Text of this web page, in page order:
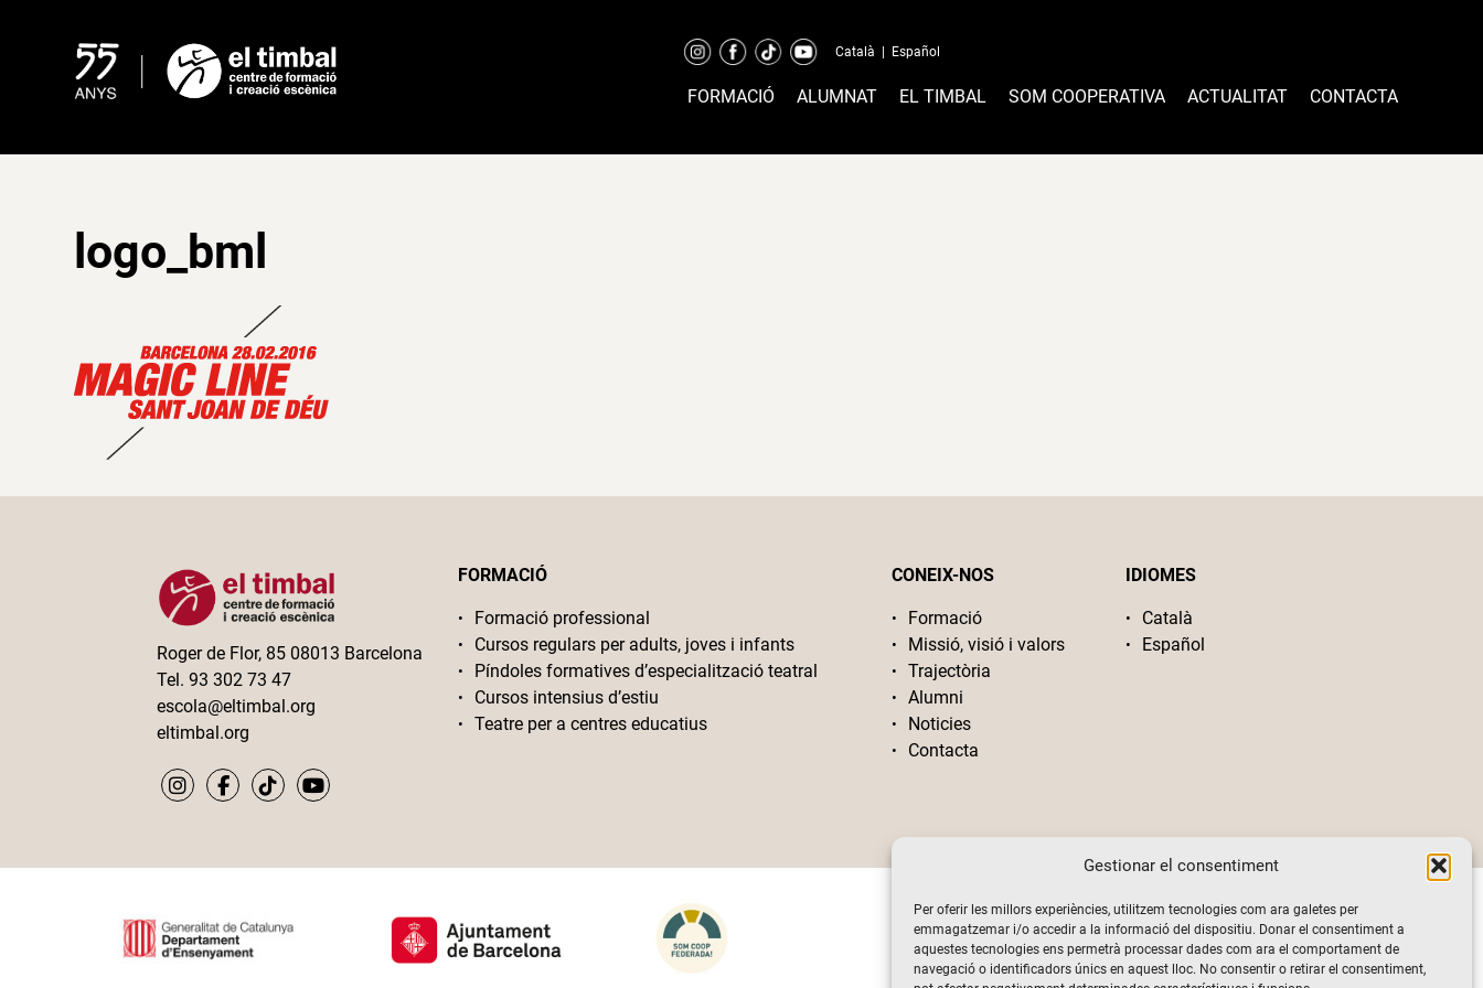
Gestionar el consentiment
Per oferir les millors experiències, utilitzem tecnologies com ara galetes per
emmagatzemar i/o accedir a la informació del dispositiu. Donar el consentiment a
aquestes tecnologies ens permetrà processar dades com ara el comportament de
navegació o identificadors únics en aquest lloc. No consentir o retirar el consentiment,
Català Español
FORMACIÓ ALUMNAT EL TIMBAL SOM COOPERATIVA ACTUALITAT CONTACTA
logo_bml
Roger de Flor, 85 08013 Barcelona
Tel. 93 302 73 47
escola@eltimbal.org
eltimbal.org
FORMACIÓ
Formació professional
Cursos regulars per adults, joves i infants
Píndoles formatives d’especialització teatral
Cursos intensius d’estiu
Teatre per a centres educatius
CONEIX-NOS
Formació
Missió, visió i valors
Trajectòria
Alumni
Noticies
Contacta
IDIOMES
Català
Español